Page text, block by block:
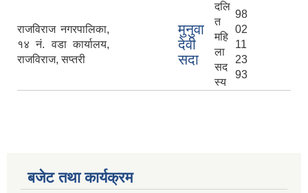
राजविराज नगरपालिका,
१४ नं. वडा कार्यालय,
राजविराज, सप्तरी
मुनुवा
देवी
सदा
दलि
त
महि
ला
सद
स्य
98
02
11
23
93
बजेट तथा कार्यक्रम